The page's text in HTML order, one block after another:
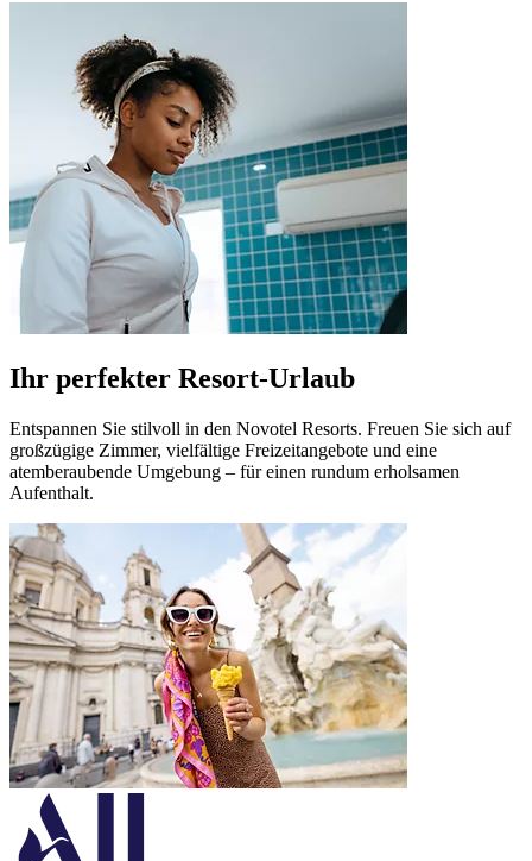
Ihr perfekter Resort-Urlaub
Entspannen Sie stilvoll in den Novotel Resorts. Freuen Sie sich auf
großzügige Zimmer, vielfältige Freizeitangebote und eine
atemberaubende Umgebung – für einen rundum erholsamen
Aufenthalt.
Novotel Sharm El Sheikh
Scharm El Scheich, Ägypten
Erleben Sie Naama Bay stilvoll im eleganten Novotel Sharm
Novotel Phu Quoc Resort
Phu Quoc Insel, Vietnam